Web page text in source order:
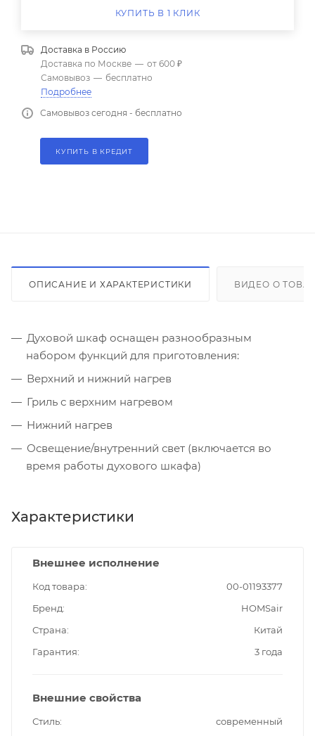
КУПИТЬ В 1 КЛИК
Доставка в Россию
Доставка по Москве — от 600 ₽
Самовывоз — бесплатно
Подробнее
Самовывоз сегодня - бесплатно
КУПИТЬ В КРЕДИТ
ОПИСАНИЕ И ХАРАКТЕРИСТИКИ ВИДЕО О
Духовой шкаф оснащен разнообразным
набором функций для приготовления:
Верхний и нижний нагрев
Гриль с верхним нагревом
Нижний нагрев
Освещение/внутренний свет (включается во
время работы духового шкафа)
Характеристики
Внешнее исполнение
Код товара
00-01193377
Бренд
HOMSair
Страна
Китай
Гарантия
3 года
Внешние свойства
Стиль современный